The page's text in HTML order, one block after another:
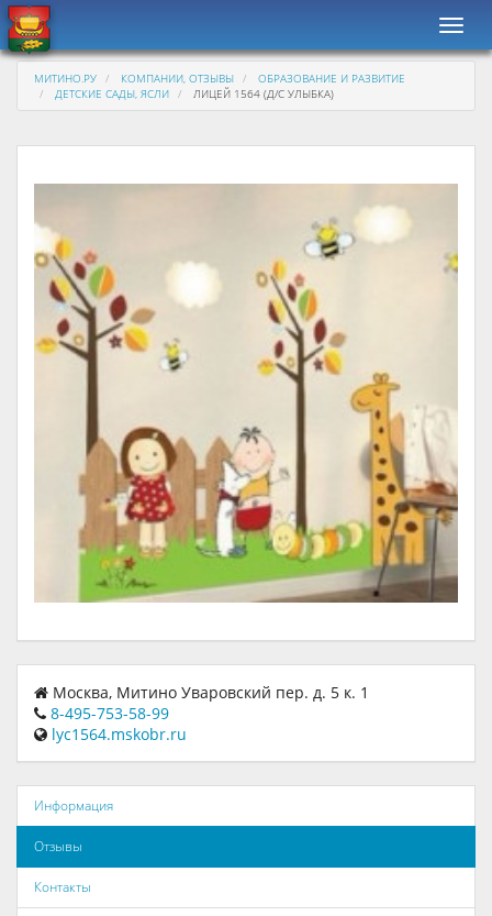
МИТИНО.РУ КОМПАНИИ, ОТЗЫВЫ
ОБРАЗОВАНИЕ И РАЗВИТИЕ
ДЕТСКИЕ САДЫ, ЯСЛИ
ЛИЦЕЙ 1564 (Д/С УЛЫБКА)
Москва, Митино Уваровский пер. д. 5 к. 1
8-495-753-58-99
lyc1564.mskobr.ru
Информация
Отзывы
Контакты